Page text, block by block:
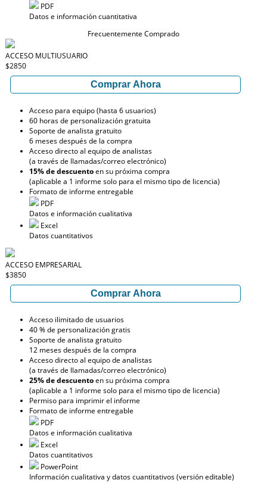
PDF
Datos e información cuantitativa
Frecuentemente Comprado
ACCESO MULTIUSUARIO
$2850
Comprar Ahora
Acceso para equipo (hasta 6 usuarios)
60 horas de personalización gratuita
Soporte de analista gratuito
6 meses después de la compra
Acceso directo al equipo de analistas
(a través de llamadas/correo electrónico)
15% de descuentoen su próxima compra
(aplicable a 1 informe solo para el mismo tipo de licencia)
Formato de informe entregable
PDF
Datos e información cualitativa
Excel
Datos cuantitativos
ACCESO EMPRESARIAL
$3850
Comprar Ahora
Acceso ilimitado de usuarios
40 % de personalización gratis
Soporte de analista gratuito
12 meses después de la compra
Acceso directo al equipo de analistas
(a través de llamadas/correo electrónico)
25% de descuentoen su próxima compra
(aplicable a 1 informe solo para el mismo tipo de licencia)
Permiso para imprimir el informe
Formato de informe entregable
PDF
Datos e información cualitativa
Excel
Datos cuantitativos
PowerPoint
Información cualitativa y datos cuantitativos (versión editable)